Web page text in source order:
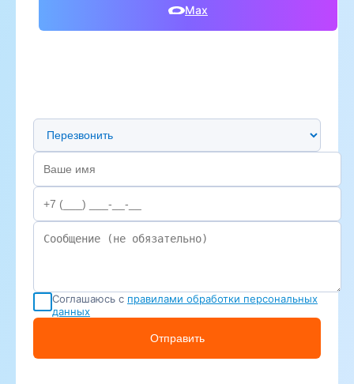
Max
Предпочтительный способ связи
Соглашаюсь с правилами обработки персональных
данных
Отправить